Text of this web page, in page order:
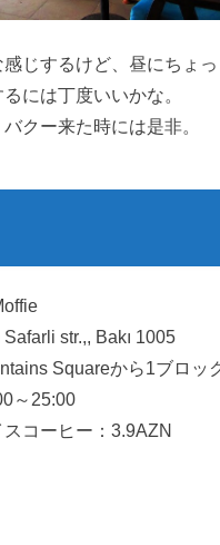
じするけど、昼にちょ
には丁度いいかな。
クー来た時には是非。
Safarli str.,, Bakı 1005
Squareから1ブロッ
～25:00
スコーヒー：3.9AZN